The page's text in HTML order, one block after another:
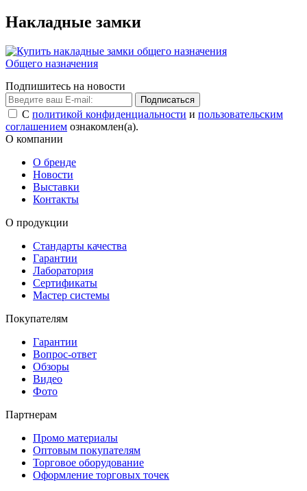
Накладные замки
Общего назначения
Подпишитесь на новости
Подписаться
С политикой конфиденциальности и пользовательским
соглашением ознакомлен(а).
О компании
О бренде
Новости
Выставки
Контакты
О продукции
Стандарты качества
Гарантии
Лаборатория
Сертификаты
Мастер системы
Покупателям
Гарантии
Вопрос-ответ
Обзоры
Видео
Фото
Партнерам
Промо материалы
Оптовым покупателям
Торговое оборудование
Оформление торговых точек